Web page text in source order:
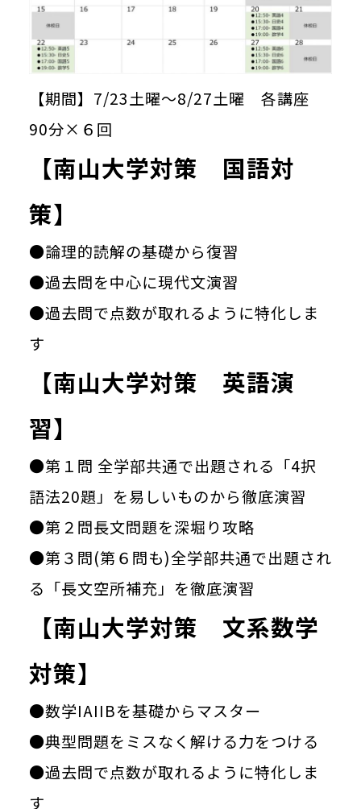
【期間】7/23土曜～8/27土曜 各講座
90分×６回
【南山大学対策 国語対
策】
●論理的読解の基礎から復習
●過去問を中心に現代文演習
●過去問で点数が取れるように特化しま
す
【南山大学対策 英語演
習】
●第１問 全学部共通で出題される「4択
語法20題」を易しいものから徹底演習
●第２問長文問題を深堀り攻略
●第３問(第６問も)全学部共通で出題され
る「長文空所補充」を徹底演習
【南山大学対策 文系数学
対策】
●数学IAIIBを基礎からマスター
●典型問題をミスなく解ける力をつける
●過去問で点数が取れるように特化しま
す